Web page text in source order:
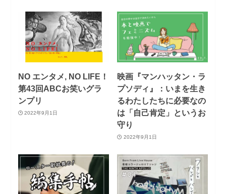
NO エンタメ, NO LIFE！
第43回ABCお笑いグラ
ンプリ
2022年9月1日
映画『マンハッタン・ラ
プソディ』：いまを生き
るわたしたちに必要なの
は「自己肯定」というお
守り
2022年9月1日